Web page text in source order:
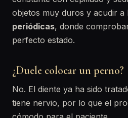
objetos muy duros y acudir a
periódicas, donde
perfecto estado.
¿Duele colocar un perno?
No. El diente ya ha sido
tiene nervio, por lo que el